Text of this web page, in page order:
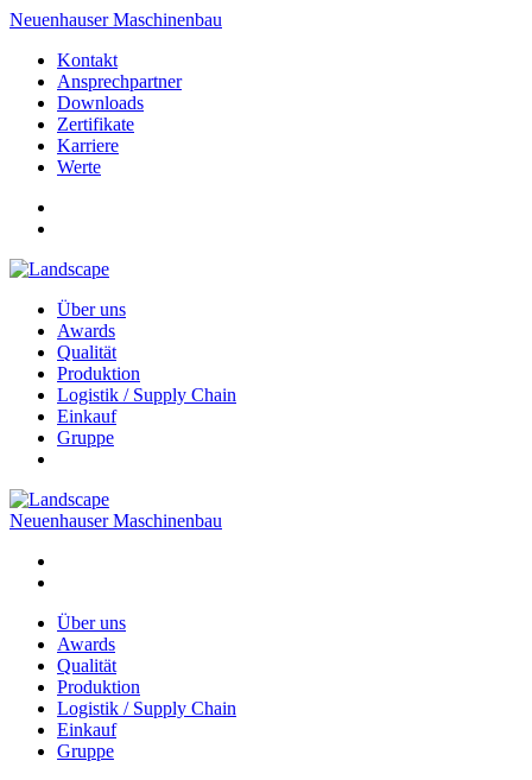
Neuenhauser Maschinenbau
Kontakt
Ansprechpartner
Downloads
Zertifikate
Karriere
Werte
Über uns
Awards
Qualität
Produktion
Logistik / Supply Chain
Einkauf
Gruppe
Neuenhauser Maschinenbau
Über uns
Awards
Qualität
Produktion
Logistik / Supply Chain
Einkauf
Gruppe